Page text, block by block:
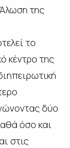
της
το
κέντρο της
δύο
όσο και
στις